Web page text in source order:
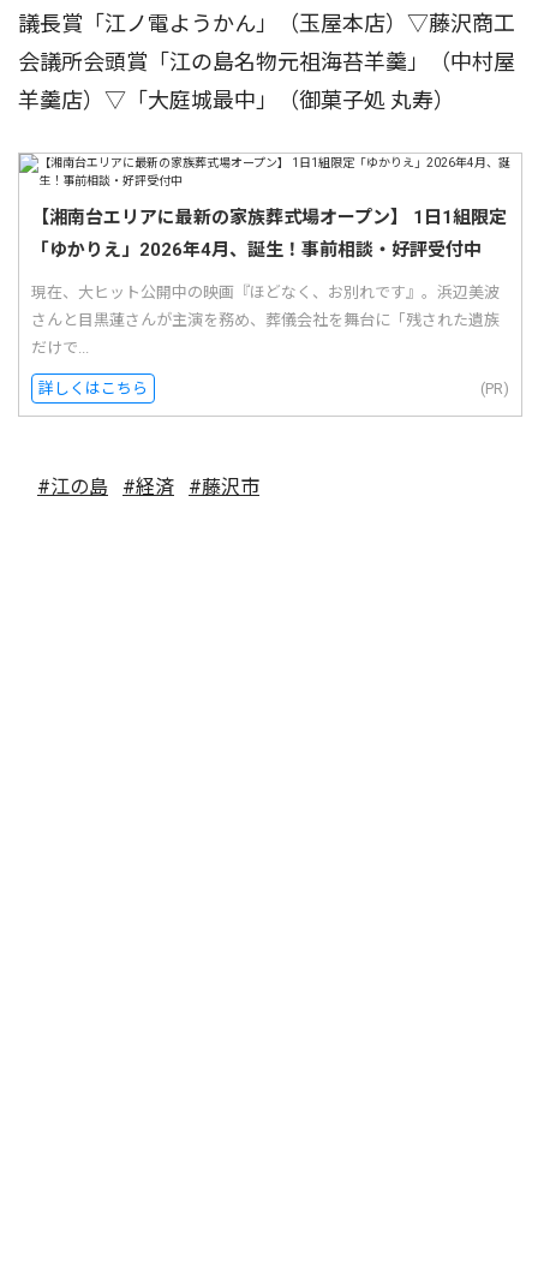
議長賞「江ノ電ようかん」（玉屋本店）▽藤沢商工
会議所会頭賞「江の島名物元祖海苔羊羹」（中村屋
羊羹店）▽「大庭城最中」（御菓子処 丸寿）
【湘南台エリアに最新の家族葬式場オープン】 1日1組限定
「ゆかりえ」2026年4月、誕生！事前相談・好評受付中
現在、大ヒット公開中の映画『ほどなく、お別れです』。浜辺美波
さんと目黒蓮さんが主演を務め、葬儀会社を舞台に「残された遺族
だけで...
詳しくはこちら (PR)
#江の島 #経済 #藤沢市